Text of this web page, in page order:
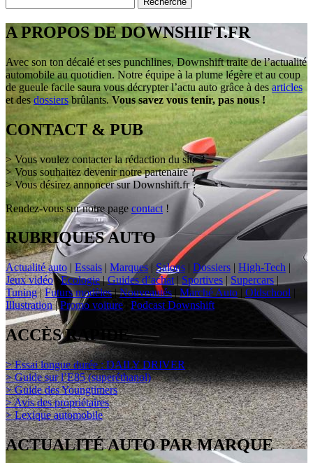
A PROPOS DE DOWNSHIFT.FR
Avec son ton décalé et ses punchlines, Downshift traite de l’actualité
automobile au quotidien. Notre équipe à la plume légère et au coup
de gueule facile saura vous décrypter l’actu auto grâce à des articles
et des dossiers brûlants. Vous savez vous tenir, pas nous !
CONTACT & PUB
> Vous voulez contacter la rédaction du site ?
> Vous souhaitez devenir notre partenaire ?
> Vous désirez annoncer sur Downshift.fr ?
Rendez-vous sur notre page contact !
RUBRIQUES AUTO
Actualité auto | Essais | Marques |Salons | Dossiers | High-Tech |
Jeux vidéo|Ecologie|Guides d’achat | Sportives | Supercars |
Tuning|Futurs modèles|Nouveautés| Marché Auto | Oldschool |
Illustration|Promo voiture Podcast Downshift
ACCÈS RAPIDE
> Essai longue durée : DAILY DRIVER
> Guide sur l’E85 (superéthanol)
> Guide des Youngtimers
> Avis des propriétaires
> Lexique automobile
ACTUALITÉ AUTO PAR MARQUE